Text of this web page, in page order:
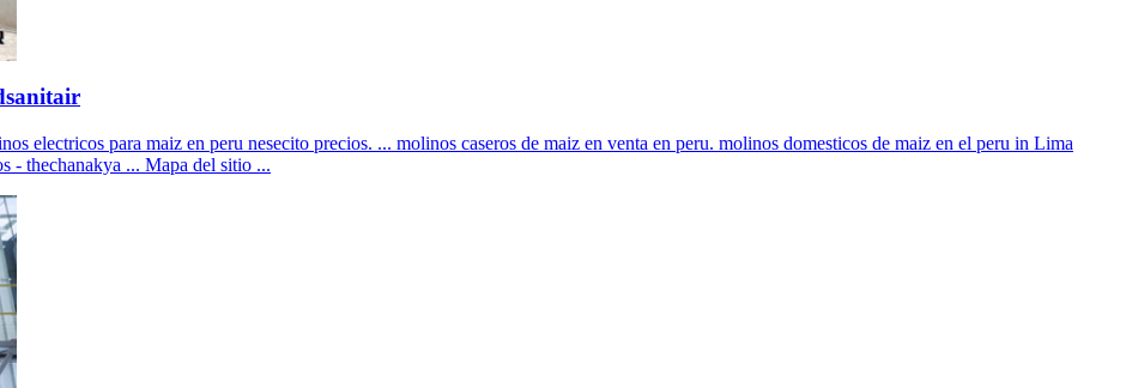
electricos para maiz en peru nesecito precios. ... molinos caseros de maiz en venta en peru. molinos domesticos de maiz en el peru in Lima
- thechanakya ... Mapa del sitio ...